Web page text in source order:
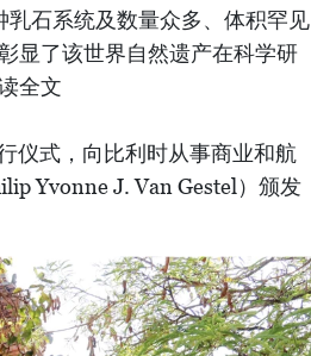
石系统及数量众多、体积罕见
显了该世界自然遗产在科学研
全文
仪式，向比利时从事商业和航
Yvonne J. Van Gestel）颁发